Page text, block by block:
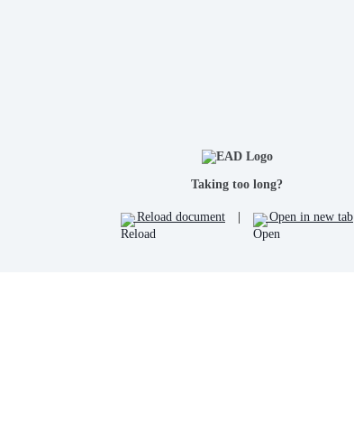
Taking too long?
Reload document Open in new tab